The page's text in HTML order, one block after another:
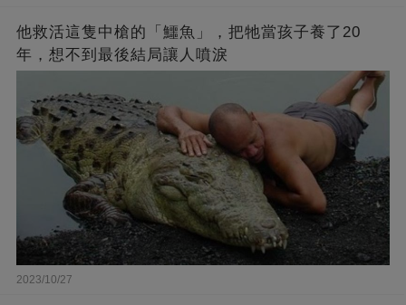
他救活這隻中槍的「鱷魚」，把牠當孩子養了20
年，想不到最後結局讓人噴淚
2023/10/27